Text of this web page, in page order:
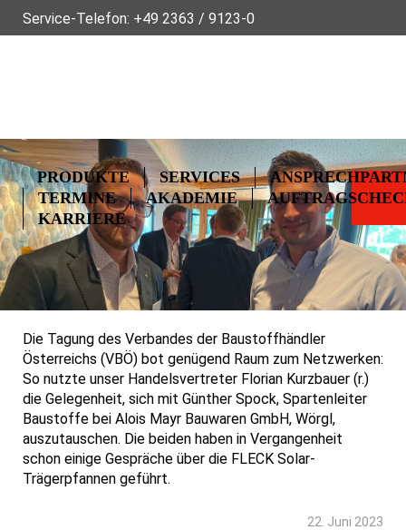
Service-Telefon: +49 2363 / 9123-0
PRODUKTE SERVICES
TERMINE
AKADEMIE
KARRIERE
Die Tagung des Verbandes der Baustoffhändler
Österreichs (VBÖ) bot genügend Raum zum Netzwerken:
So nutzte unser Handelsvertreter Florian Kurzbauer (r.)
die Gelegenheit, sich mit Günther Spock, Spartenleiter
Baustoffe bei Alois Mayr Bauwaren GmbH, Wörgl,
auszutauschen. Die beiden haben in Vergangenheit
schon einige Gespräche über die FLECK Solar-
Trägerpfannen geführt.
22. Juni 2023